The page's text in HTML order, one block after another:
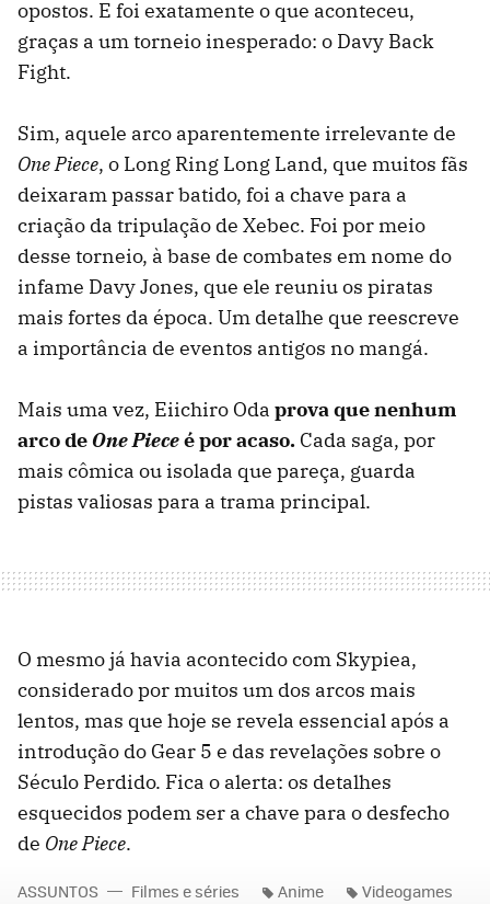
opostos. E foi exatamente o que aconteceu,
graças a um torneio inesperado: o Davy Back
Fight.
Sim, aquele arco aparentemente irrelevante de
One Piece, o Long Ring Long Land, que muitos fãs
deixaram passar batido, foi a chave para a
criação da tripulação de Xebec. Foi por meio
desse torneio, à base de combates em nome do
infame Davy Jones, que ele reuniu os piratas
mais fortes da época. Um detalhe que reescreve
a importância de eventos antigos no mangá.
Mais uma vez, Eiichiro Oda prova que nenhum
arco deOne Pieceé por acaso. Cada saga, por
mais cômica ou isolada que pareça, guarda
pistas valiosas para a trama principal.
O mesmo já havia acontecido com Skypiea,
considerado por muitos um dos arcos mais
lentos, mas que hoje se revela essencial após a
introdução do Gear 5 e das revelações sobre o
Século Perdido. Fica o alerta: os detalhes
esquecidos podem ser a chave para o desfecho
de One Piece.
ASSUNTOS Filmes e séries Anime Videogames